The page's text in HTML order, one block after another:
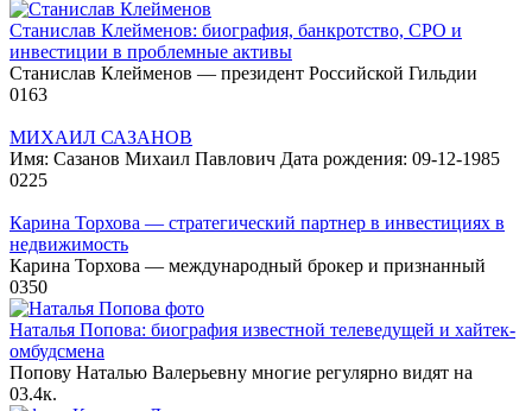
Станислав Клейменов: биография, банкротство, СРО и
инвестиции в проблемные активы
Станислав Клейменов — президент Российской Гильдии
0163
МИХАИЛ САЗАНОВ
Имя: Сазанов Михаил Павлович Дата рождения: 09-12-1985
0225
Карина Торхова — стратегический партнер в инвестициях в
недвижимость
Карина Торхова — международный брокер и признанный
0350
Наталья Попова: биография известной телеведущей и хайтек-
омбудсмена
Попову Наталью Валерьевну многие регулярно видят на
03.4к.